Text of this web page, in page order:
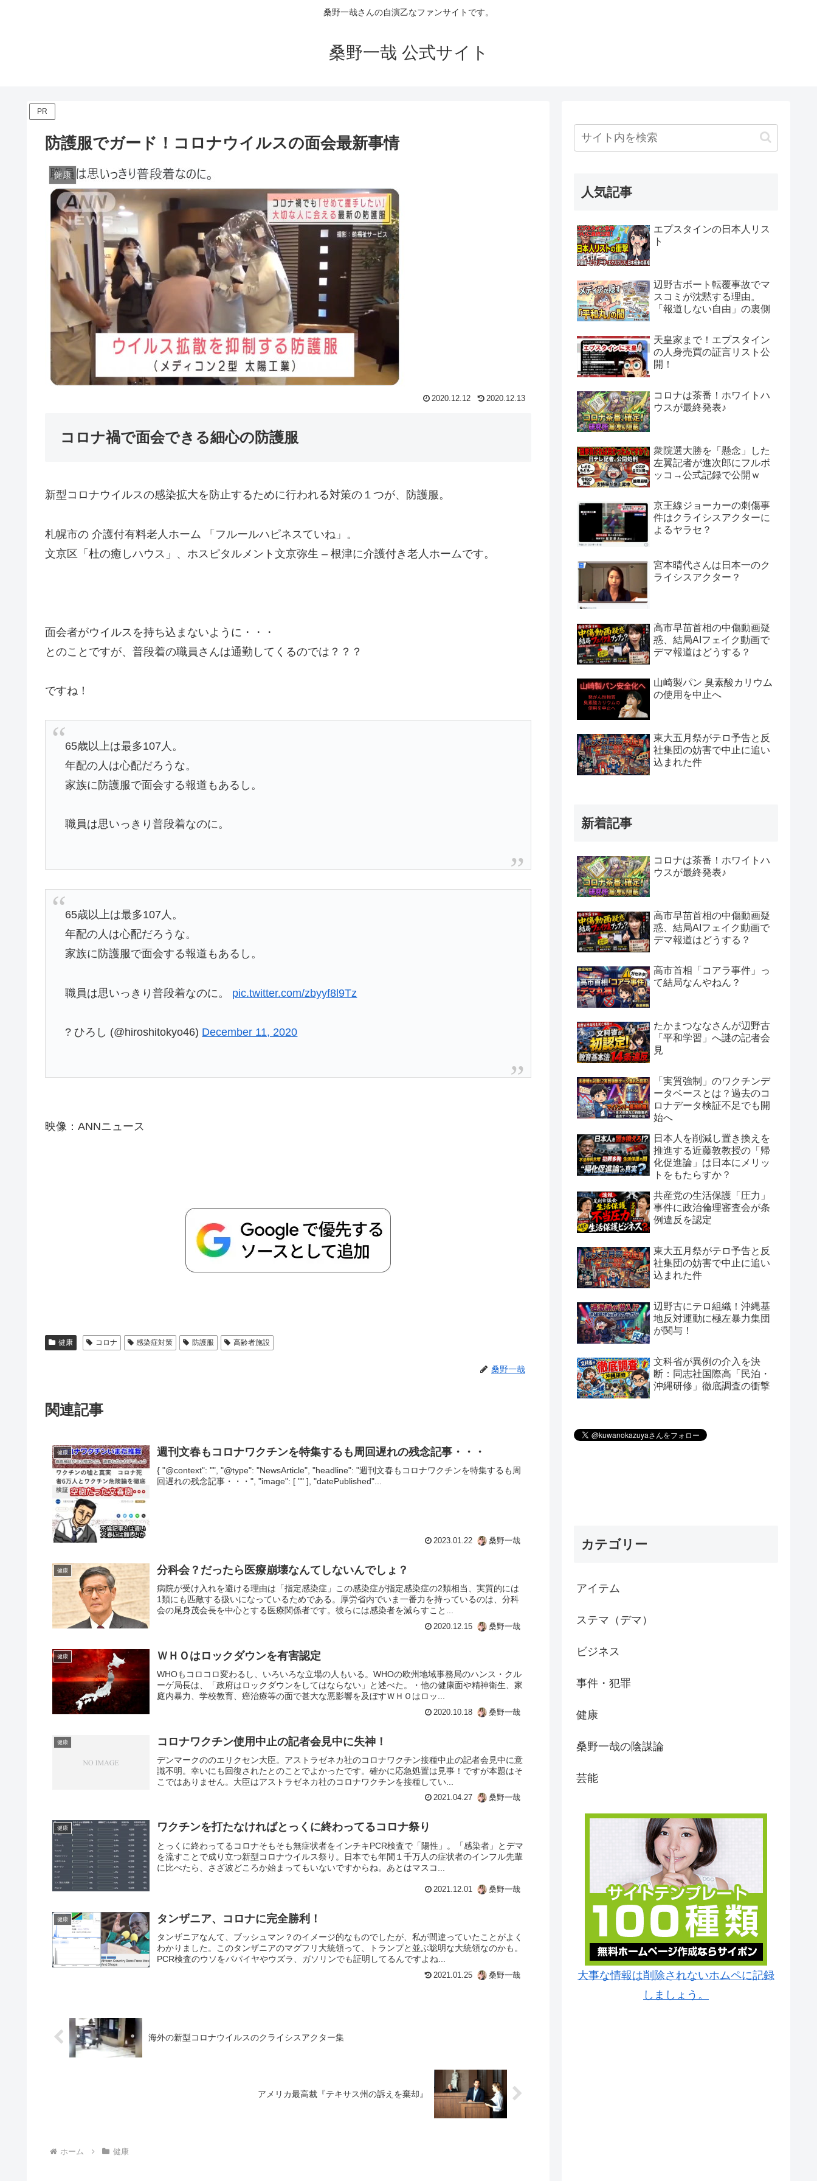
桑野一哉さんの自演乙なファンサイトです。
桑野一哉 公式サイト
PR
防護服でガード！コロナウイルスの面会最新事情
健康
2020.12.12 2020.12.13
コロナ禍で面会できる細心の防護服
新型コロナウイルスの感染拡大を防止するために行われる対策の１つが、防護服。
札幌市の 介護付有料老人ホーム 「フルールハピネスていね」。
文京区「杜の癒しハウス」、ホスピタルメント文京弥生 – 根津に介護付き老人ホームです。
面会者がウイルスを持ち込まないように・・・
とのことですが、普段着の職員さんは通勤してくるのでは？？？
ですね！
65歳以上は最多107人。
年配の人は心配だろうな。
家族に防護服で面会する報道もあるし。
職員は思いっきり普段着なのに。
65歳以上は最多107人。
年配の人は心配だろうな。
家族に防護服で面会する報道もあるし。
職員は思いっきり普段着なのに。 pic.twitter.com/zbyyf8l9Tz
? ひろし (@hiroshitokyo46) December 11, 2020
映像：ANNニュース
健康 コロナ 感染症対策 防護服 高齢者施設
桑野一哉
関連記事
健康 週刊文春もコロナワクチンを特集するも周回遅れの残念記事・・・
{ "@context": "", "@type": "NewsArticle", "headline": "週刊文春もコロナワクチンを特集するも周
回遅れの残念記事・・・", "image": [ "" ], "datePublished"...
2023.01.22 桑野一哉
健康 分科会？だったら医療崩壊なんてしないんでしょ？
病院が受け入れを避ける理由は「指定感染症」この感染症が指定感染症の2類相当、実質的には
1類にも匹敵する扱いになっているためである。厚労省内でいま一番力を持っているのは、分科
会の尾身茂会長を中心とする医療関係者です。彼らには感染者を減らすこと...
2020.12.15 桑野一哉
健康 ＷＨＯはロックダウンを有害認定
WHOもコロコロ変わるし、いろいろな立場の人もいる。WHOの欧州地域事務局のハンス・クル
ーゲ局長は、「政府はロックダウンをしてはならない」と述べた。・他の健康面や精神衛生、家
庭内暴力、学校教育、癌治療等の面で甚大な悪影響を及ぼすＷＨＯはロッ...
2020.10.18 桑野一哉
健康 コロナワクチン使用中止の記者会見中に失神！
デンマークののエリクセン大臣。アストラゼネカ社のコロナワクチン接種中止の記者会見中に意
識不明。幸いにも回復されたとのことでよかったです。確かに応急処置は見事！ですが本題はそ
こではありません。大臣はアストラゼネカ社のコロナワクチンを接種してい...
2021.04.27 桑野一哉
健康 ワクチンを打たなければとっくに終わってるコロナ祭り
とっくに終わってるコロナそもそも無症状者をインチキPCR検査で「陽性」。「感染者」とデマ
を流すことで成り立つ新型コロナウイルス祭り。日本でも年間１千万人の症状者のインフル先輩
に比べたら、さざ波どころか始まってもいないですからね。あとはマスコ...
2021.12.01 桑野一哉
健康 タンザニア、コロナに完全勝利！
タンザニアなんて、ブッシュマン？のイメージ的なものでしたが、私が間違っていたことがよく
わかりました。このタンザニアのマグフリ大統領って、トランプと並ぶ聡明な大統領なのかも。
PCR検査のウソをパパイヤやウズラ、ガソリンでも証明してるんですよね...
2021.01.25 桑野一哉
海外の新型コロナウイルスのクライシスアクター集
アメリカ最高裁『テキサス州の訴えを棄却』
ホーム 健康
人気記事
エプスタインの日本人リス
ト
辺野古ボート転覆事故でマ
スコミが沈黙する理由。
「報道しない自由」の裏側
天皇家まで！エプスタイン
の人身売買の証言リスト公
開！
コロナは茶番！ホワイトハ
ウスが最終発表♪
衆院選大勝を「懸念」した
左翼記者が進次郎にフルボ
ッコ→公式記録で公開ｗ
京王線ジョーカーの刺傷事
件はクライシスアクターに
よるヤラセ？
宮本晴代さんは日本一のク
ライシスアクター？
高市早苗首相の中傷動画疑
惑、結局AIフェイク動画で
デマ報道はどうする？
山崎製パン 臭素酸カリウム
の使用を中止へ
東大五月祭がテロ予告と反
社集団の妨害で中止に追い
込まれた件
新着記事
コロナは茶番！ホワイトハ
ウスが最終発表♪
高市早苗首相の中傷動画疑
惑、結局AIフェイク動画で
デマ報道はどうする？
高市首相「コアラ事件」っ
て結局なんやねん？
たかまつななさんが辺野古
「平和学習」へ謎の記者会
見
「実質強制」のワクチンデ
ータベースとは？過去のコ
ロナデータ検証不足でも開
始へ
日本人を削減し置き換えを
推進する近藤敦教授の「帰
化促進論」は日本にメリッ
トをもたらすか？
共産党の生活保護「圧力」
事件に政治倫理審査会が条
例違反を認定
東大五月祭がテロ予告と反
社集団の妨害で中止に追い
込まれた件
辺野古にテロ組織！沖縄基
地反対運動に極左暴力集団
が関与！
文科省が異例の介入を決
断：同志社国際高「民泊・
沖縄研修」徹底調査の衝撃
カテゴリー
アイテム
ステマ（デマ）
ビジネス
事件・犯罪
健康
桑野一哉の陰謀論
芸能
大事な情報は削除されないホムペに記録
しましょう。